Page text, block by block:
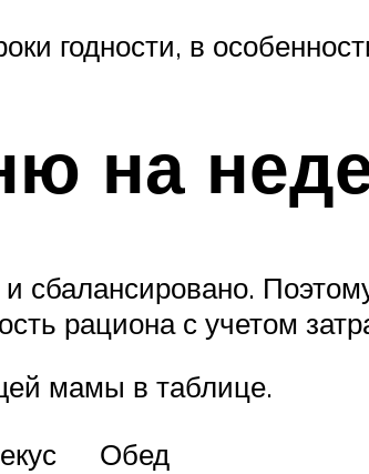
годности, в
на
сбалансировано.
рациона с учетом
мамы в таблице.
Обед